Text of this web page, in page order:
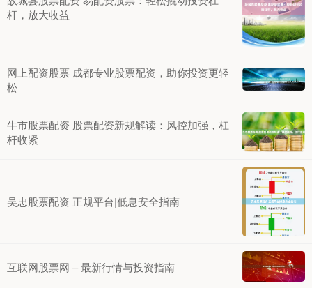
杆，放大收益
网上配资股票 成都专业股票配资，助你投资更轻
松
牛市股票配资 股票配资新规解读：风控加强，杠
杆收紧
吴忠股票配资 正规平台|低息安全指南
互联网股票网 – 最新行情与投资指南